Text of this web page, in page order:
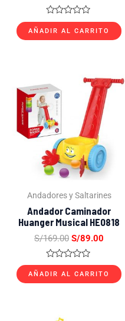
Valorado
con
0
AÑADIR AL CARRITO
Andadores y Saltarines
Andador Caminador
Huanger Musical HE0818
S/169.00
precio
original
S/169.00.
S/89.00
precio
actual
es:
Valorado
con
0
AÑADIR AL CARRITO